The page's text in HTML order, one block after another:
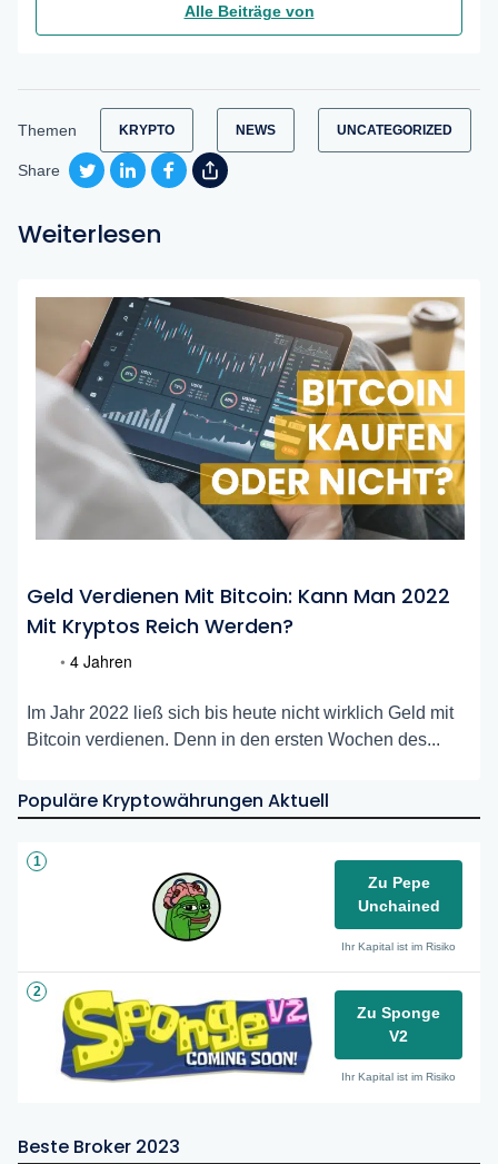
Alle Beiträge von
Themen KRYPTO NEWS UNCATEGORIZED
Share
Weiterlesen
Geld Verdienen Mit Bitcoin: Kann Man 2022
Mit Kryptos Reich Werden?
• 4 Jahren
Im Jahr 2022 ließ sich bis heute nicht wirklich Geld mit
Bitcoin verdienen. Denn in den ersten Wochen des...
Populäre Kryptowährungen Aktuell
1
Zu Pepe
Unchained
Ihr Kapital ist im Risiko
2
Zu Sponge
V2
Ihr Kapital ist im Risiko
Beste Broker 2023